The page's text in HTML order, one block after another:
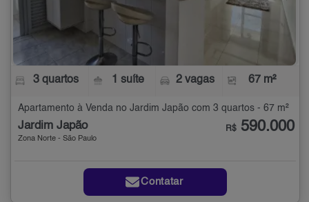
3 quartos 1 suíte 2 vagas 67 m²
Apartamento à Venda no Jardim Japão com 3 quartos - 67 m²
Jardim Japão
Zona Norte - São Paulo
R$ 590.000
Contatar